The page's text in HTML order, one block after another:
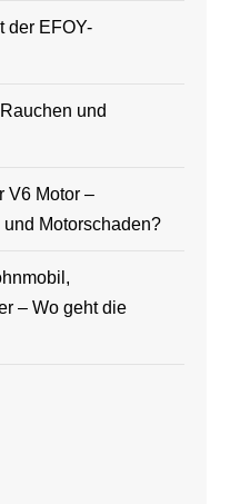
der EFOY-
und
V6 Motor –
Motorschaden?
– Wo geht die